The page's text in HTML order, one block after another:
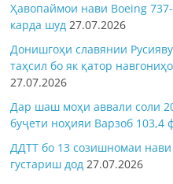
Ҳавопаймои нави Boeing
карда шуд 27.07.2026
Донишгоҳи славянии
таҳсил бо як қатор
27.07.2026
Дар шаш моҳи аввали соли
буҷети ноҳияи Варзоб 103,4
ДДТТ бо 13 созишномаи
густариш дод 27.07.2026